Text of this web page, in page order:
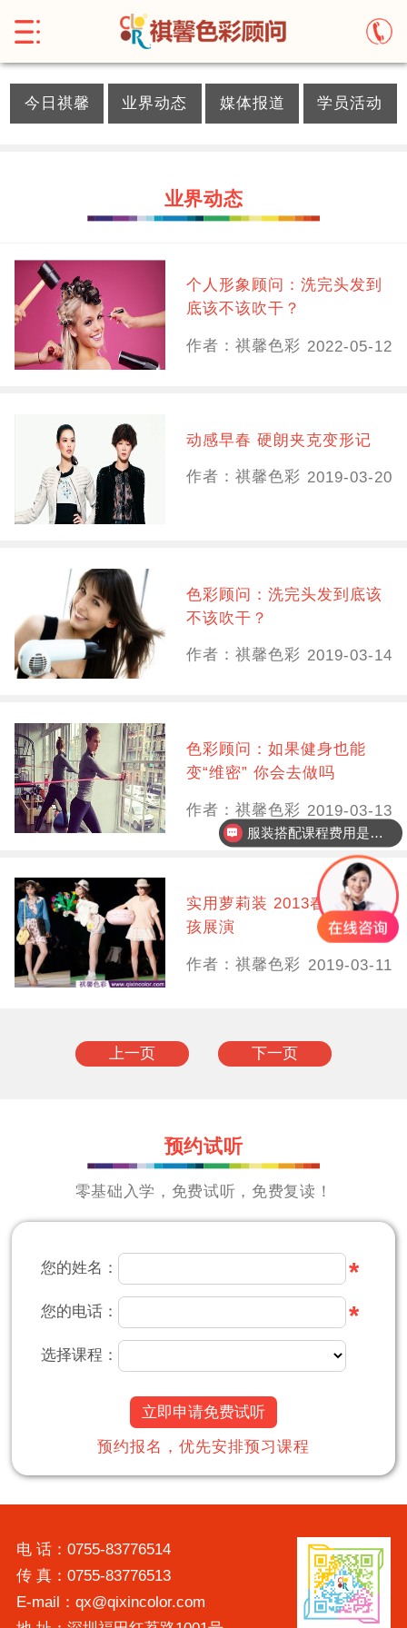
今日祺馨 业界动态 媒体报道 学员活动
业界动态
个人形象顾问：洗完头发到
底该不该吹干？
作者：祺馨色彩 2022-05-12
动感早春 硬朗夹克变形记
作者：祺馨色彩 2019-03-20
色彩顾问：洗完头发到底该
不该吹干？
作者：祺馨色彩 2019-03-14
色彩顾问：如果健身也能
变“维密” 你会去做吗
作者：祺馨色彩 2019-03-13
实用萝莉装 2013春夏东京女
孩展演
作者：祺馨色彩 2019-03-11
上一页 下一页
预约试听
零基础入学，免费试听，免费复读！
您的姓名： *
您的电话： *
选择课程：
立即申请免费试听
预约报名，优先安排预习课程
电 话：0755-83776514
传 真：0755-83776513
E-mail：qx@qixincolor.com
服装搭配课程费用是多少？